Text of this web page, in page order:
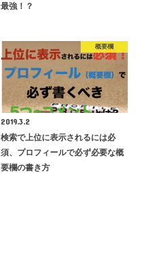
最強！？
概要欄
2019.3.2
検索で上位に表示されるには必
須、プロフィールで必ず必要な概
要欄の書き方